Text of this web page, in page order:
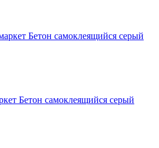
Бетон самоклеящийся серый